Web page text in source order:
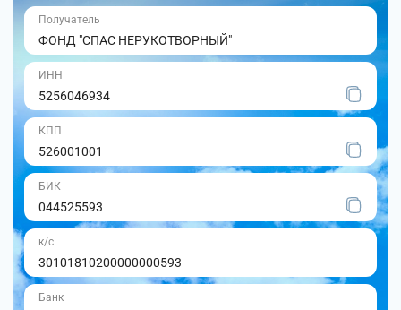
Получатель
ФОНД "СПАС НЕРУКОТВОРНЫЙ"
ИНН
5256046934
КПП
526001001
БИК
044525593
к/с
30101810200000000593
Банк